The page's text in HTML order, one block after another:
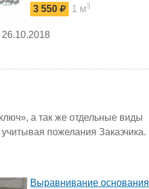
3 550
1 м3
26.10.2018
а так же отдельные виды
пожелания Заказчика.
Выравнивание основания